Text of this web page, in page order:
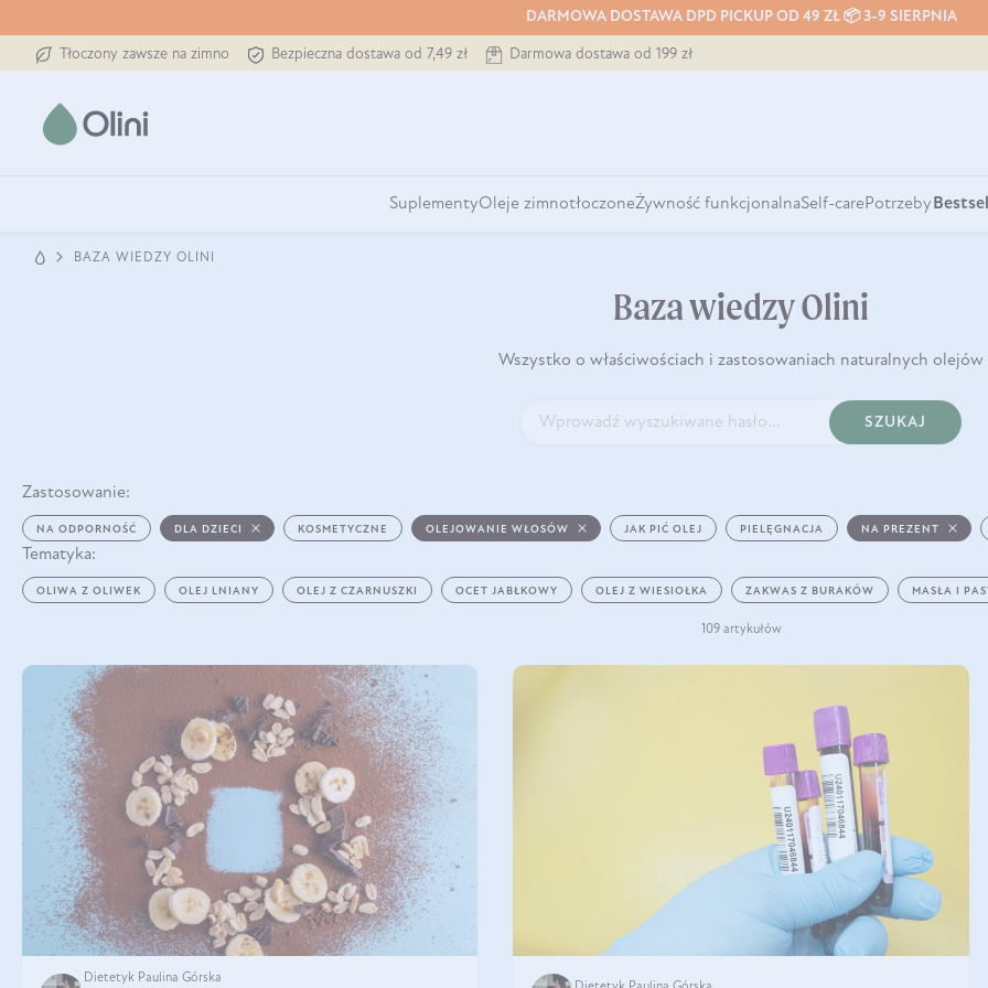
DARMOWA DOSTAWA DPD PICKUP OD 49 ZŁ 📦 3-9 SIERPNIA
Tłoczony zawsze na zimno Bezpieczna dostawa od 7,49 zł Darmowa dostawa od 199 zł
SuplementyOleje zimnotłoczoneŻywność funkcjonalnaSelf-carePotrzeby
BAZA WIEDZY OLINI
Baza wiedzy Olini
Wszystko o właściwościach i zastosowaniach naturalnych olejów
SZUKAJ
Zastosowanie:
NA ODPORNOŚĆ DLA DZIECI KOSMETYCZNE OLEJOWANIE WŁOSÓW JAK PIĆ OLEJ PIELĘGNACJA NA PREZENT
Tematyka:
OLIWA Z OLIWEK OLEJ LNIANY OLEJ Z CZARNUSZKI OCET JABŁKOWY OLEJ Z WIESIOŁKA ZAKWAS Z BURAKÓW MASŁA I
109 artykułów
Dietetyk Paulina Górska